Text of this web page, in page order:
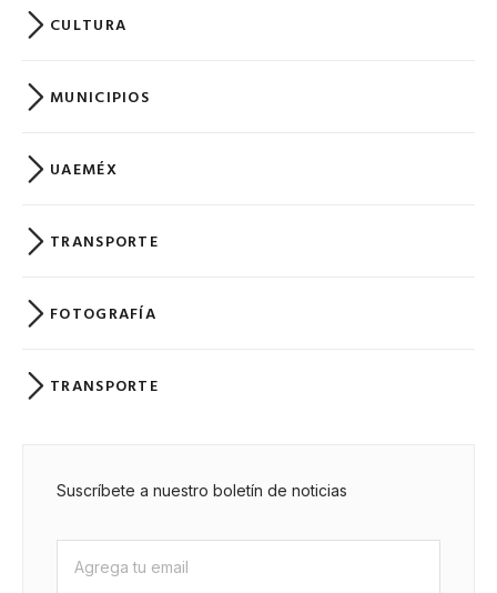
CULTURA
MUNICIPIOS
UAEMÉX
TRANSPORTE
FOTOGRAFÍA
TRANSPORTE
Suscríbete a nuestro boletín de noticias